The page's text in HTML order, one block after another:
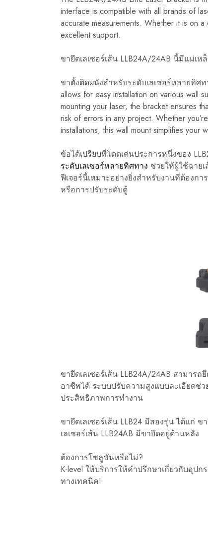
interface is compatible with all brands of
accurate measurements. Whether it is on
excellent support.
ขายึดเลเซอร์เส้น LLB24A/24AB นี้มีแม่เ
ขาตั้งติดผนังสำหรับระดับเลเซอร์หลายทิ
allows for easy installation on various wall
mounting your laser, the bracket ensures
risk of errors in any project. Whether
installations, this wall mount simplifies your
ข้อได้เปรียบที่โดดเด่นประการหนึ่งของ
ระดับเลเซอร์หลายทิศทาง ช่วยให้ผู้ใช้ฉาย
ฟีเจอร์นี้เหมาะอย่างยิ่งสำหรับงานที่ต้องก
หรือการปรับระดับตู้
ขายึดเลเซอร์เส้น LLB24A/24AB สามาร
อาชีพได้ ระบบปรับความสูงแบบละเอียดช่
ประสิทธิภาพการทำงาน
ขายึดเลเซอร์เส้น LLB24 มีสองรุ่น ได้แก่ ข
เลเซอร์เส้น LLB24AB มีขายึดอยู่ด้านหลัง
ต้องการโซลูชันหรือไม่?
K-level ให้บริการให้คำปรึกษาเกี่ยวกับอุ
ทางเทคนิค!